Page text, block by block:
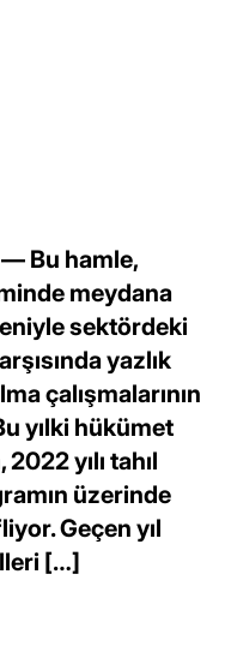
Bu hamle,
meydana
sektördeki
yazlık
çalışmalarının
yılki hükümet
yılı tahıl
üzerinde
Geçen yıl
[…]